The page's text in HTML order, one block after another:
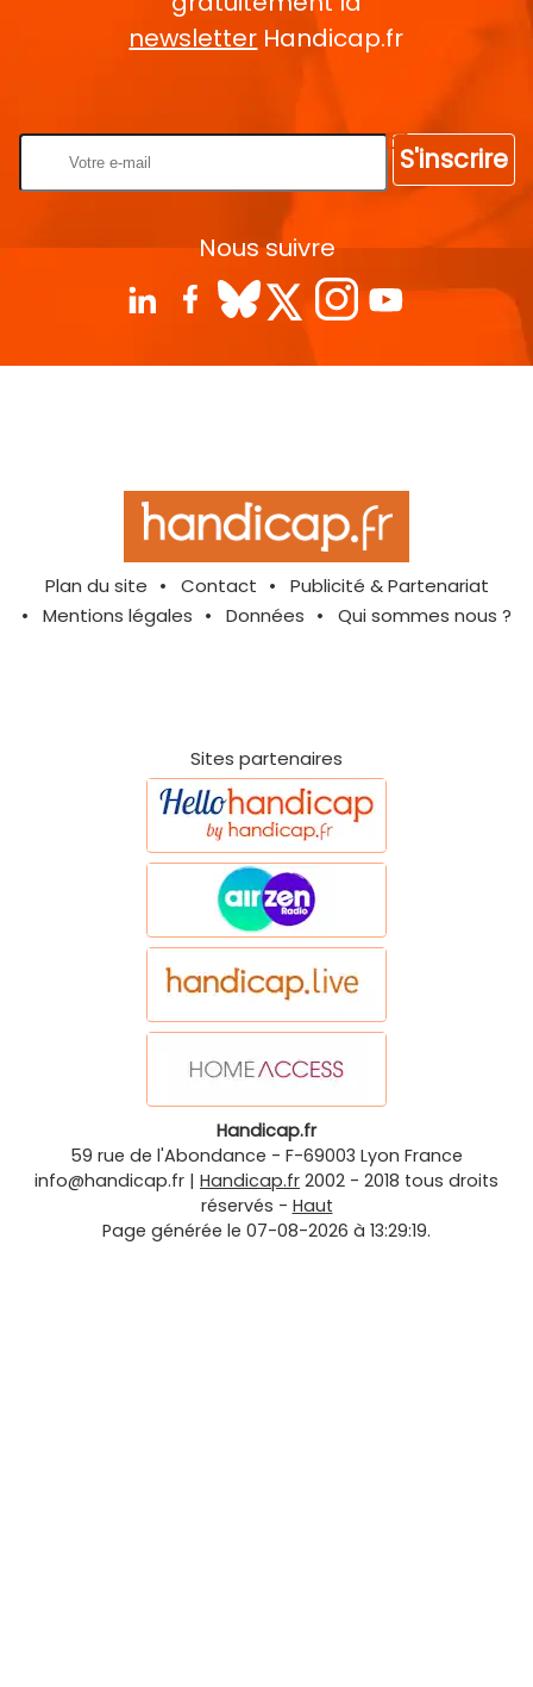
newsletter Handicap.fr
S'inscrire
Nous suivre
Plan du site Contact
Publicité & Partenariat
Mentions légales
Données Qui sommes nous ?
Sites partenaires
Handicap.fr
59 rue de l'Abondance - F-69003 Lyon France
info@handicap.fr | Handicap.fr 2002 - 2018 tous droits
réservés - Haut
Page générée le 07-08-2026 à 13:29:19.